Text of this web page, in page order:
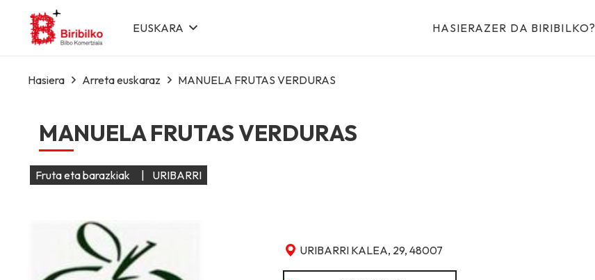
EUSKARA HASIERAZER DA BIRIBILKO?
Hasiera Arreta euskaraz MANUELA FRUTAS VERDURAS
MANUELA FRUTAS VERDURAS
Fruta eta barazkiak | URIBARRI
URIBARRI KALEA, 29, 48007